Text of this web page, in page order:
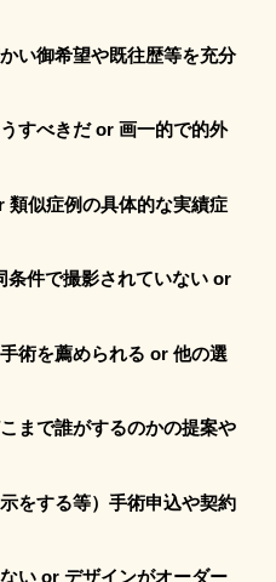
い御希望や既往歴等を充分
すべきだ or 画一的で的外
類似症例の具体的な実績症
件で撮影されていない or
術を薦められる or 他の選
まで誰がするのかの提案や
をする等）手術申込や契約
い or デザインがオーダー